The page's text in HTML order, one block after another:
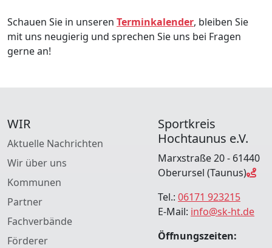
Schauen Sie in unseren Terminkalender, bleiben Sie
mit uns neugierig und sprechen Sie uns bei Fragen
gerne an!
WIR
Aktuelle Nachrichten
Wir über uns
Kommunen
Partner
Fachverbände
Förderer
Sportkreis
Hochtaunus e.V.
Marxstraße 20 - 61440
Oberursel (Taunus)
Tel.: 06171 923215
E-Mail: info@sk-ht.de
Öffnungszeiten: